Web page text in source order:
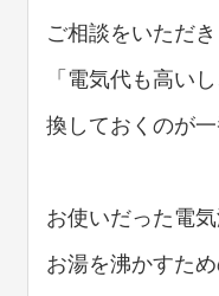
ご相談をいただき
「電気代も高い
換しておくのが
お使いだった電
お湯を沸かすた